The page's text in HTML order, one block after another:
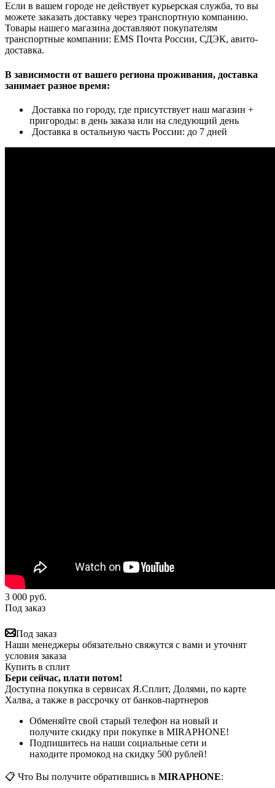
Если в вашем городе не действует курьерская служба, то вы
можете заказать доставку через транспортную компанию.
Товары нашего магазина доставляют покупателям
транспортные компании: EMS Почта России, СДЭК, авито-
доставка.
В зависимости от вашего региона проживания, доставка
занимает разное время:
Доставка по городу, где присутствует наш магазин +
пригороды: в день заказа или на следующий день
Доставка в остальную часть России: до 7 дней
3 000 руб.
Под заказ
Под заказ
Наши менеджеры обязательно свяжутся с вами и уточнят
условия заказа
Купить в сплит
Бери сейчас, плати потом!
Доступна покупка в сервисах Я.Сплит, Долями, по карте
Халва, а также в рассрочку от банков-партнеров
Обменяйте свой старый телефон на новый и
получите скидку при покупке в MIRAPHONE!
Подпишитесь на наши социальные сети и
находите промокод на скидку 500 рублей!
📋 Что Вы получите обратившись в MIRAPHONE: